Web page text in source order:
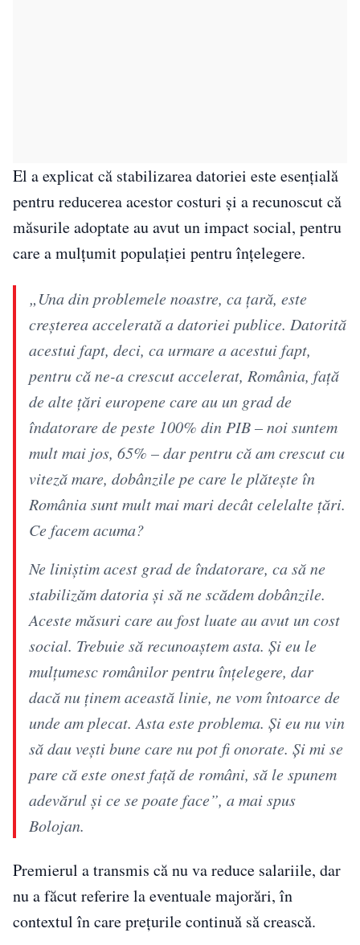
El a explicat că stabilizarea datoriei este esențială
pentru reducerea acestor costuri și a recunoscut că
măsurile adoptate au avut un impact social, pentru
care a mulțumit populației pentru înțelegere.
„Una din problemele noastre, ca țară, este
creșterea accelerată a datoriei publice. Datorită
acestui fapt, deci, ca urmare a acestui fapt,
pentru că ne-a crescut accelerat, România, față
de alte țări europene care au un grad de
îndatorare de peste 100% din PIB – noi suntem
mult mai jos, 65% – dar pentru că am crescut cu
viteză mare, dobânzile pe care le plătește în
România sunt mult mai mari decât celelalte țări.
Ce facem acuma?
Ne liniștim acest grad de îndatorare, ca să ne
stabilizăm datoria și să ne scădem dobânzile.
Aceste măsuri care au fost luate au avut un cost
social. Trebuie să recunoaștem asta. Și eu le
mulțumesc românilor pentru înțelegere, dar
dacă nu ținem această linie, ne vom întoarce de
unde am plecat. Asta este problema. Și eu nu vin
să dau vești bune care nu pot fi onorate. Și mi se
pare că este onest față de români, să le spunem
adevărul și ce se poate face”, a mai spus
Bolojan.
Premierul a transmis că nu va reduce salariile, dar
nu a făcut referire la eventuale majorări, în
contextul în care prețurile continuă să crească.